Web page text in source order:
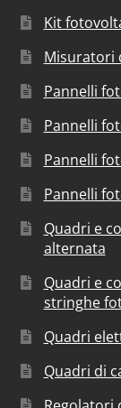
Kit
Misuratori
Pannelli
Pannelli
Pannelli
Pannelli
Quadri e
alternata
Quadri e
stringhe
Quadri
Quadri di